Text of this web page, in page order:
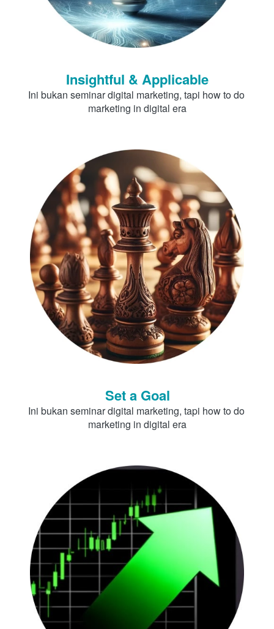
Insightful & Applicable
Ini bukan seminar digital marketing, tapi how to do
marketing in digital era
Set a Goal
Ini bukan seminar digital marketing, tapi how to do
marketing in digital era